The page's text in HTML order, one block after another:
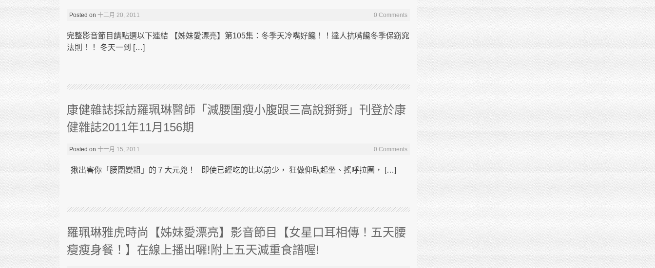
Posted on 十二月 20, 2011 0 Comments
完整影音節目請點選以下連結 【姊妹愛漂亮】第105集：冬季天冷嘴好饞！！達人抗嘴饞冬季保窈窕
法則！！ 冬天一到 […]
康健雜誌採訪羅珮琳醫師「減腰圍瘦小腹跟三高說掰掰」刊登於康
健雜誌2011年11月156期
Posted on 十一月 15, 2011 0 Comments
揪出害你「腰圍變粗」的７大元兇！ 即使已經吃的比以前少， 狂做仰臥起坐、搖呼拉圈， […]
羅珮琳雅虎時尚【姊妹愛漂亮】影音節目【女星口耳相傳！五天腰
瘦瘦身餐！】在線上播出囉!附上五天減重食譜喔!